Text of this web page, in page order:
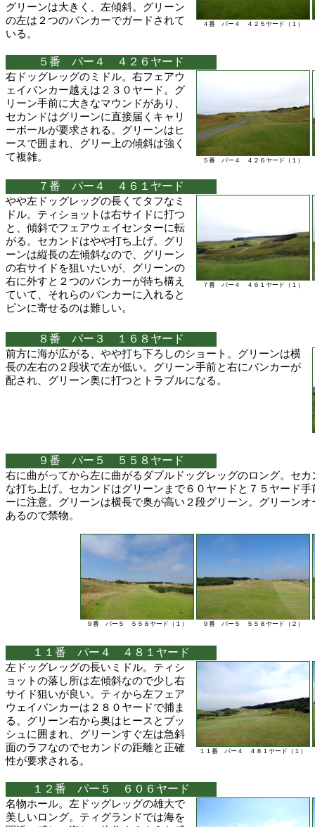
４番 パー４ ４２５ヤード（１）
グリーンは大きく、左傾斜。グリーン
の左は２つのバンカーでガードされて
いる。
５番 パー４ ４２６ヤード
５番 パー４ ４２６ヤード（１）
右ドッグレッグのミドル。右フェアウ
ェイバンカー越えは２３０ヤード。グ
リーン手前に大きなマウンドがあり、
セカンドはグリーンに直接届くキャリ
ーボールが要求される。グリーンはヒ
ースで囲まれ、グリー上の傾斜は強く
て複雑。
７番 パー４ ４６１ヤード
７番 パー４ ４６１ヤード（１）
やや左ドッグレッグの長くてタフなミ
ドル。ティショットは右サイドに打つ
と、傾斜でフェアウェイセンターに転
がる。セカンドはやや打ち上げ。グリ
ーンは縦長の左傾斜なので、グリーン
の右サイドを狙いたいが、グリーンの
右に外すと２つのバンカーが待ち構え
ていて、それらのバンカーに入れると
ピンに寄せるのは難しい。
８番 パー３ １６８ヤード
前方に海が広がる、やや打ち下ろしのショート。グリーンは横
長の左右の２段状で左が低い。グリーン手前と右にバンカーが
配され、グリーン奥に打つとトラブルになる。
９番 パー５ ５５８ヤード
右に曲がってから左に曲がるダブルドッグレッグのロング。セ
な打ち上げ。セカンドはグリーンまで６０ヤードと７５ヤード
ーに注意。グリーンは横長で奥が高い２段グリーン。グリーン
あるので禁物。
９番 パー５ ５５８ヤード（２）
９番 パー５ ５５８ヤード（１）
１１番 パー４ ４８１ヤード
１１番 パー４ ４８１ヤード（１）
左ドッグレッグの長いミドル。ティシ
ョットの落し所は左傾斜なので少し右
サイド狙いが良い。ティから左フェア
ウェイバンカーは２８０ヤードで捕ま
る。グリーン右から奥はヒースとブッ
シュに囲まれ、グリーンすぐ左は急斜
面のラフなのでセカンドの距離と正確
性が要求される。
１２番 パー５ ６０６ヤード
名物ホール。左ドッグレッグの雄大で
美しいロング。ティグランドでは海を